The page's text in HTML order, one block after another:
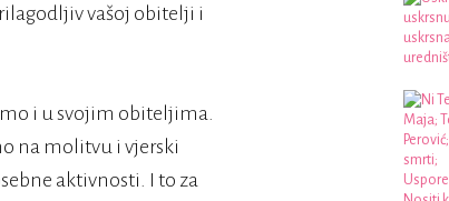
vašoj obitelji i
i u svojim obiteljima.
na molitvu i vjerski
aktivnosti. I to za